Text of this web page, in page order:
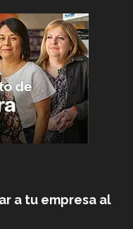
a tu empresa al